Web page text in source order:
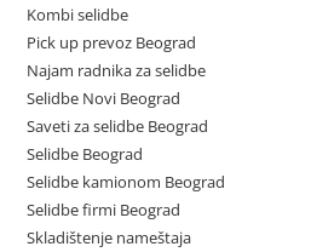
Kombi selidbe
Pick up prevoz Beograd
Najam radnika za selidbe
Selidbe Novi Beograd
Saveti za selidbe Beograd
Selidbe Beograd
Selidbe kamionom Beograd
Selidbe firmi Beograd
Skladištenje nameštaja